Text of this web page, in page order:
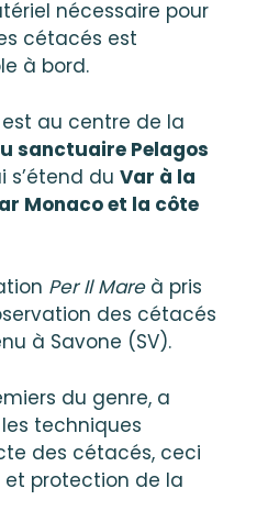
nécessaire pour
cétacés est
à bord.
au centre de la
sanctuaire Pelagos
s’étend du Var à la
Monaco et la côte
Per Il Mareà pris
des cétacés
à Savone (SV).
du genre, a
techniques
des cétacés, ceci
et protection de la